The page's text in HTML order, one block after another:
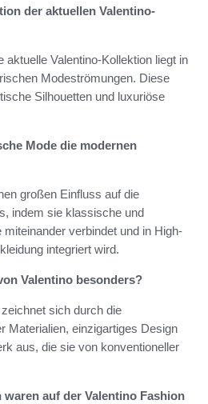
der aktuellen Valentino-
aktuelle Valentino-Kollektion liegt in
Modeströmungen. Diese
Silhouetten und luxuriöse
Mode die modernen
großen Einfluss auf die
indem sie klassische und
verbindet und in High-
integriert wird.
Valentino besonders?
sich durch die
Materialien, einzigartiges Design
aus, die sie von konventioneller
auf der Valentino Fashion